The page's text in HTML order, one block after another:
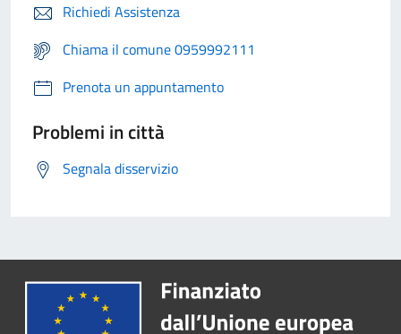
Richiedi Assistenza
Chiama il comune 0959992111
Prenota un appuntamento
Problemi in città
Segnala disservizio